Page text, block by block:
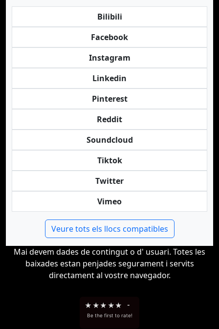
Bilibili
Facebook
Instagram
Linkedin
Pinterest
Reddit
Soundcloud
Tiktok
Twitter
Vimeo
Veure tots els llocs compatibles
Mai devem dades de contingut o d' usuari. Totes les
baixades estan penjades segurament i servits
directament al vostre navegador.
★ ★★ ★★ -
Be the first to rate!